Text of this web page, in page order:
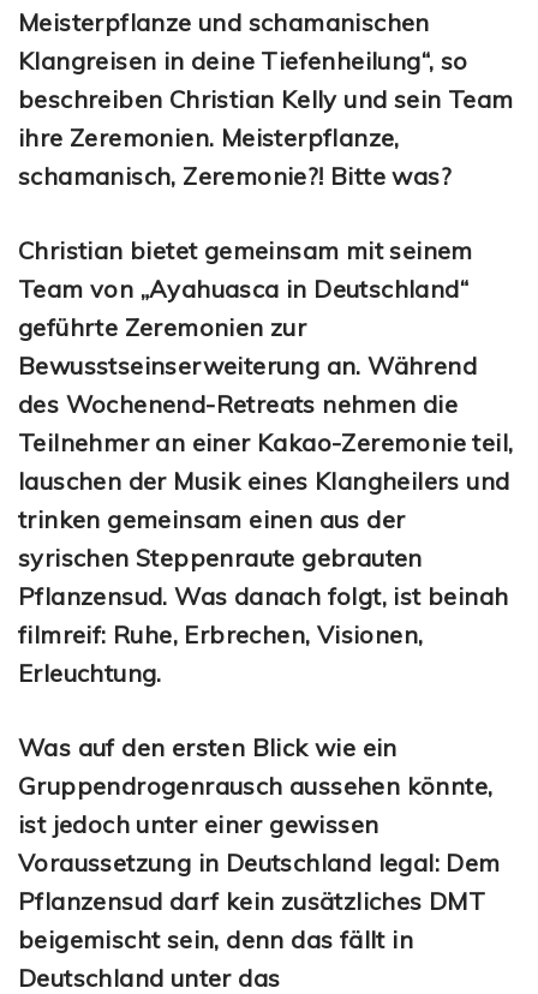
Meisterpflanze und schamanischen
Klangreisen in deine Tiefenheilung“, so
beschreiben Christian Kelly und sein Team
ihre Zeremonien. Meisterpflanze,
schamanisch, Zeremonie?! Bitte was?
Christian bietet gemeinsam mit seinem
Team von „Ayahuasca in Deutschland“
geführte Zeremonien zur
Bewusstseinserweiterung an. Während
des Wochenend-Retreats nehmen die
Teilnehmer an einer Kakao-Zeremonie teil,
lauschen der Musik eines Klangheilers und
trinken gemeinsam einen aus der
syrischen Steppenraute gebrauten
Pflanzensud. Was danach folgt, ist beinah
filmreif: Ruhe, Erbrechen, Visionen,
Erleuchtung.
Was auf den ersten Blick wie ein
Gruppendrogenrausch aussehen könnte,
ist jedoch unter einer gewissen
Voraussetzung in Deutschland legal: Dem
Pflanzensud darf kein zusätzliches DMT
beigemischt sein, denn das fällt in
Deutschland unter das